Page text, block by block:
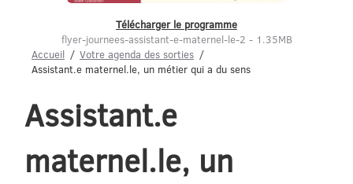
Télécharger le programme
flyer-journees-assistant-e-maternel-le-2 - 1.35MB
Accueil
Votre agenda des sorties
Assistant.e maternel.le, un métier qui a du sens
Assistant.e
maternel.le, un